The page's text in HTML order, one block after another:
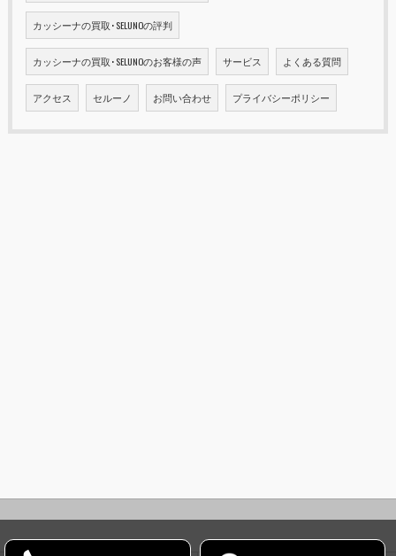
カッシーナの買取･SELUNOの評判
カッシーナの買取･SELUNOのお客様の声 サービス よくある質問
アクセス セルーノ お問い合わせ プライバシーポリシー